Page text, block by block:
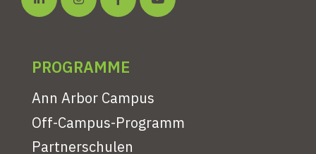
PROGRAMME
Ann Arbor Campus
Off-Campus-Programm
Partnerschulen